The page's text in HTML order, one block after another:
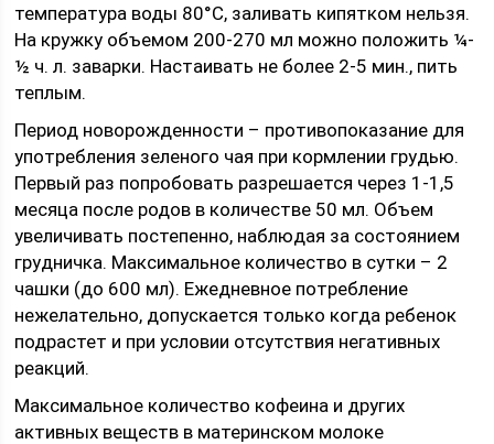
температура воды 80°C, заливать кипятком нельзя.
На кружку объемом 200-270 мл можно положить ¼-
½ ч. л. заварки. Настаивать не более 2-5 мин., пить
теплым.
Период новорожденности – противопоказание для
употребления зеленого чая при кормлении грудью.
Первый раз попробовать разрешается через 1-1,5
месяца после родов в количестве 50 мл. Объем
увеличивать постепенно, наблюдая за состоянием
грудничка. Максимальное количество в сутки – 2
чашки (до 600 мл). Ежедневное потребление
нежелательно, допускается только когда ребенок
подрастет и при условии отсутствия негативных
реакций.
Максимальное количество кофеина и других
активных веществ в материнском молоке